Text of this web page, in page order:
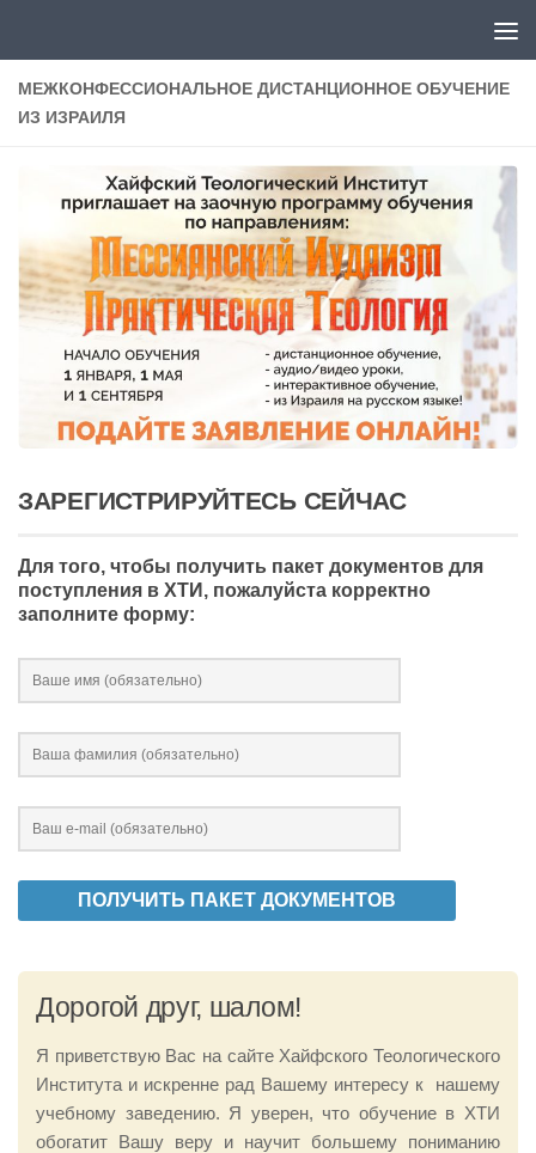
МЕЖКОНФЕССИОНАЛЬНОЕ ДИСТАНЦИОННОЕ ОБУЧЕНИЕ
ИЗ ИЗРАИЛЯ
ЗАРЕГИСТРИРУЙТЕСЬ СЕЙЧАС
Для того, чтобы получить пакет документов для
поступления в ХТИ, пожалуйста корректно
заполните форму:
Дорогой друг, шалом!
Я приветствую Вас на сайте Хайфского Теологического
Института и искренне рад Вашему интересу к нашему
учебному заведению. Я уверен, что обучение в ХТИ
обогатит Вашу веру и научит большему пониманию